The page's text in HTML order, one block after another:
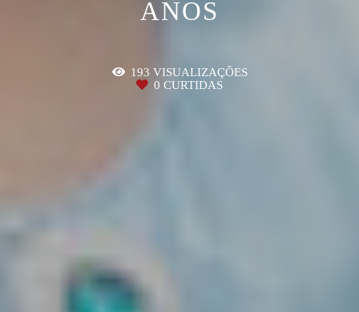
ANOS
193 VISUALIZAÇÕES
0 CURTIDAS